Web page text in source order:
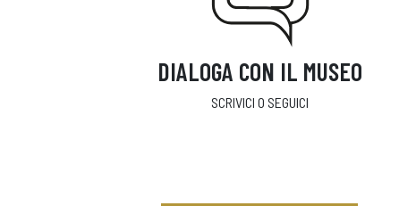
DIALOGA CON IL MUSEO
SCRIVICI O SEGUICI